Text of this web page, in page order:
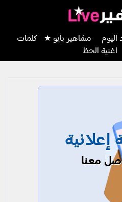
اليوم مشاهير بايو ★
كلمات
اغنية الحظ
معنا